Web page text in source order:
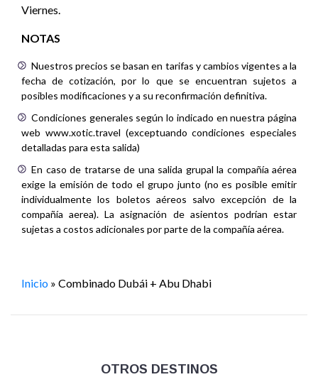
Viernes.
NOTAS
Nuestros precios se basan en tarifas y cambios vigentes a la
fecha de cotización, por lo que se encuentran sujetos a
posibles modificaciones y a su reconfirmación definitiva.
Condiciones generales según lo indicado en nuestra página
web www.xotic.travel (exceptuando condiciones especiales
detalladas para esta salida)
En caso de tratarse de una salida grupal la compañía aérea
exige la emisión de todo el grupo junto (no es posible emitir
individualmente los boletos aéreos salvo excepción de la
compañía aerea). La asignación de asientos podrían estar
sujetas a costos adicionales por parte de la compañía aérea.
Inicio » Combinado Dubái + Abu Dhabi
OTROS DESTINOS